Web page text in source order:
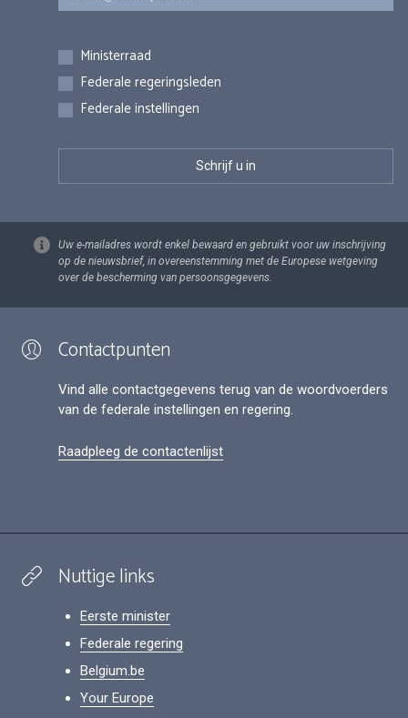
Inschrijvingen
Ministerraad
Federale regeringsleden
Federale instellingen
Uw e-mailadres wordt enkel bewaard en gebruikt voor uw inschrijving
op de nieuwsbrief, in overeenstemming met de Europese wetgeving
over de bescherming van persoonsgegevens.
Contactpunten
Vind alle contactgegevens terug van de woordvoerders
van de federale instellingen en regering.
Raadpleeg de contactenlijst
Nuttige links
Eerste minister
Federale regering
Belgium.be
Your Europe